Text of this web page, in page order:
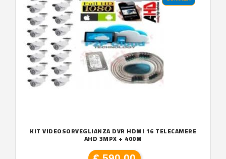
KIT VIDEOSORVEGLIANZA DVR HDMI 16 TELECAMERE
AHD 3MPX + 400M